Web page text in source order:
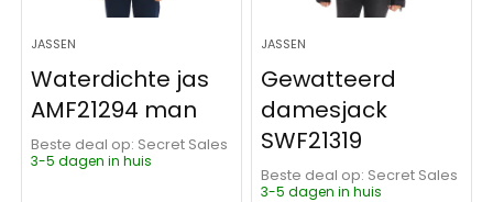
JASSEN
Waterdichte jas
AMF21294 man
Beste deal op:
Secret Sales
3-5 dagen in huis
JASSEN
Gewatteerd
damesjack
SWF21319
Beste deal op:
Secret Sales
3-5 dagen in huis